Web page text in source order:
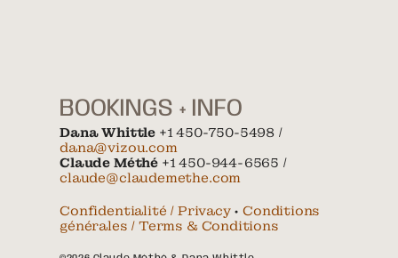
BOOKINGS + INFO
Dana Whittle +1 450-750-5498 /
dana@vizou.com
Claude Méthé +1 450-944-6565 /
claude@claudemethe.com
Confidentialité / Privacy•Conditions
générales / Terms & Conditions